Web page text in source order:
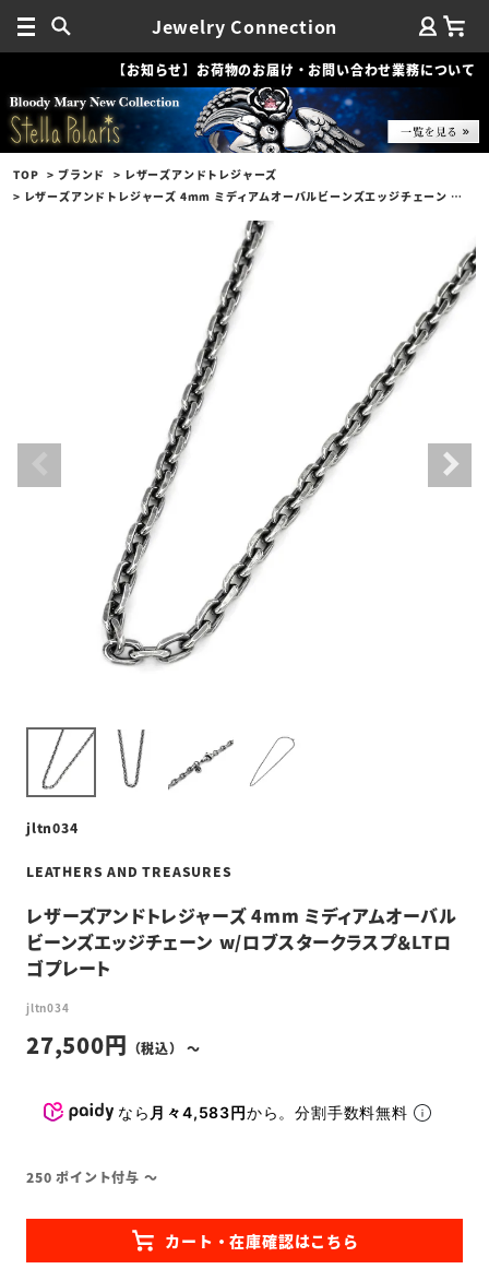
Jewelry Connection
【お知らせ】お荷物のお届け・お問い合わせ業務について
TOP ブランド
レザーズアンドトレジャーズ
レザーズアンドトレジャーズ 4mm ミディアムオーバルビーンズエッジチェーン w/ロブスタークラスプ＆LTロゴプレート
jltn034
LEATHERS AND TREASURES
レザーズアンドトレジャーズ 4mm ミディアムオーバル
ビーンズエッジチェーン w/ロブスタークラスプ＆LTロ
ゴプレート
jltn034
27,500 〜
なら 月々4,583円から。分割手数料無料
250 ポイント付与 〜